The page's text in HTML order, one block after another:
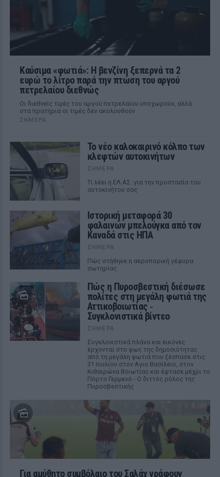
Καύσιμα «φωτιά»: Η βενζίνη ξεπερνά τα 2
ευρώ το λίτρο παρά την πτώση του αργού
πετρελαίου διεθνώς
Οι διεθνείς τιμές του αργού πετρελαίου υποχωρούν, αλλά
στα πρατήρια οι τιμές δεν ακολουθούν
ΣΉΜΕΡΑ
Το νέο καλοκαιρινό κόλπο των
κλεφτών αυτοκινήτων
ΣΉΜΕΡΑ
Tι λέει η ΕΛ.ΑΣ. για την προστασία του
αυτοκινήτου σας
Ιστορική μεταφορά 30
φαλαινών μπελούγκα από τον
Καναδά στις ΗΠΑ
ΣΉΜΕΡΑ
Πώς στήθηκε η αεροπορική γέφυρα
σωτηρίας
Πώς η Πυροσβεστική διέσωσε
πολίτες στη μεγάλη φωτιά της
Αττικοβοιωτίας ‑
Συγκλονιστικά βίντεο
ΣΉΜΕΡΑ
Συγκλονιστικά πλάνα και εικόνες
έρχονται στο φως της δημοσιότητας
από τη μεγάλη φωτιά που ξέσπασε στις
31 Ιουλίου στον Αγιο Βασίλειο, στον
Κιθαιρώνα Βοιωτίας και έφτασε μέχρι το
Πόρτο Γερμενό - Ο διττός ρόλος της
Πυροσβεστικής
Για αμύθητο συμβόλαιο του Σαλάχ γράφουν